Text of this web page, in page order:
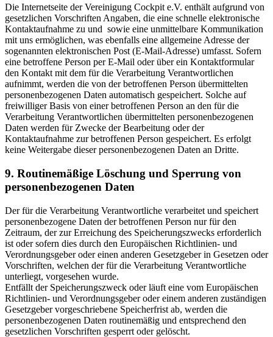
Die Internetseite der Vereinigung Cockpit e.V. enthält aufgrund von
gesetzlichen Vorschriften Angaben, die eine schnelle elektronische
Kontaktaufnahme zu und sowie eine unmittelbare Kommunikation
mit uns ermöglichen, was ebenfalls eine allgemeine Adresse der
sogenannten elektronischen Post (E-Mail-Adresse) umfasst. Sofern
eine betroffene Person per E-Mail oder über ein Kontaktformular
den Kontakt mit dem für die Verarbeitung Verantwortlichen
aufnimmt, werden die von der betroffenen Person übermittelten
personenbezogenen Daten automatisch gespeichert. Solche auf
freiwilliger Basis von einer betroffenen Person an den für die
Verarbeitung Verantwortlichen übermittelten personenbezogenen
Daten werden für Zwecke der Bearbeitung oder der
Kontaktaufnahme zur betroffenen Person gespeichert. Es erfolgt
keine Weitergabe dieser personenbezogenen Daten an Dritte.
9. Routinemäßige Löschung und Sperrung von
personenbezogenen Daten
Der für die Verarbeitung Verantwortliche verarbeitet und speichert
personenbezogene Daten der betroffenen Person nur für den
Zeitraum, der zur Erreichung des Speicherungszwecks erforderlich
ist oder sofern dies durch den Europäischen Richtlinien- und
Verordnungsgeber oder einen anderen Gesetzgeber in Gesetzen oder
Vorschriften, welchen der für die Verarbeitung Verantwortliche
unterliegt, vorgesehen wurde.
Entfällt der Speicherungszweck oder läuft eine vom Europäischen
Richtlinien- und Verordnungsgeber oder einem anderen zuständigen
Gesetzgeber vorgeschriebene Speicherfrist ab, werden die
personenbezogenen Daten routinemäßig und entsprechend den
gesetzlichen Vorschriften gesperrt oder gelöscht.